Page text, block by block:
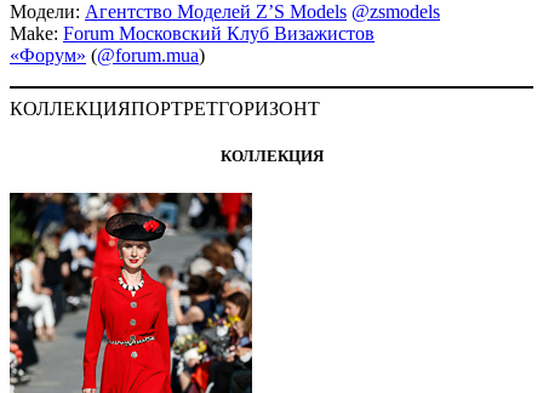
Модели: Агентство Моделей Z’S Models @zsmodels
Make: Forum Московский Клуб Визажистов
«Форум» (@forum.mua)
КОЛЛЕКЦИЯПОРТРЕТГОРИЗОНТ
КОЛЛЕКЦИЯ